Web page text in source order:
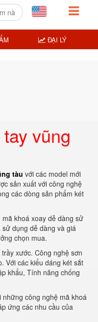
vũng
tàu với các model mới
sản xuất với công nghệ
các dòng sản phẩm két
khoá xoay dễ dàng sử
dụng dễ dàng và giá
chọn mua.
xước. Công nghệ sơn
Với các kiểu dáng két sắt
khẩu, Tính năng chống
những công nghệ mã khoá
ứng các nhu cầu của
ĐẠI LÝ